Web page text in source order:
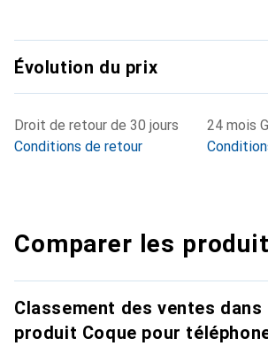
Évolution du prix
Droit de retour de 30 jours
Conditions de retour
24 mois
Comparer les
Classement des ventes dans
produit Coque pour